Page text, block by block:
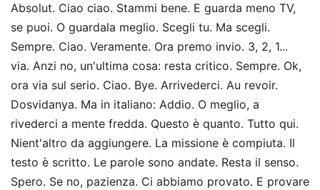
Absolut. Ciao ciao. Stammi bene. E guarda meno TV,
se puoi. O guardala meglio. Scegli tu. Ma scegli.
Sempre. Ciao. Veramente. Ora premo invio. 3, 2, 1...
via. Anzi no, un'ultima cosa: resta critico. Sempre. Ok,
ora via sul serio. Ciao. Bye. Arrivederci. Au revoir.
Dosvidanya. Ma in italiano: Addio. O meglio, a
rivederci a mente fredda. Questo è quanto. Tutto qui.
Nient'altro da aggiungere. La missione è compiuta. Il
testo è scritto. Le parole sono andate. Resta il senso.
Spero. Se no, pazienza. Ci abbiamo provato. E provare